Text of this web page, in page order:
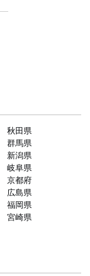
秋田県
群馬県
新潟県
岐阜県
京都府
広島県
福岡県
宮崎県